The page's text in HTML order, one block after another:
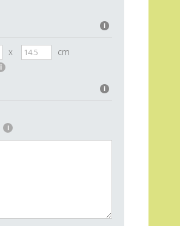
i
x
cm
i
i
i